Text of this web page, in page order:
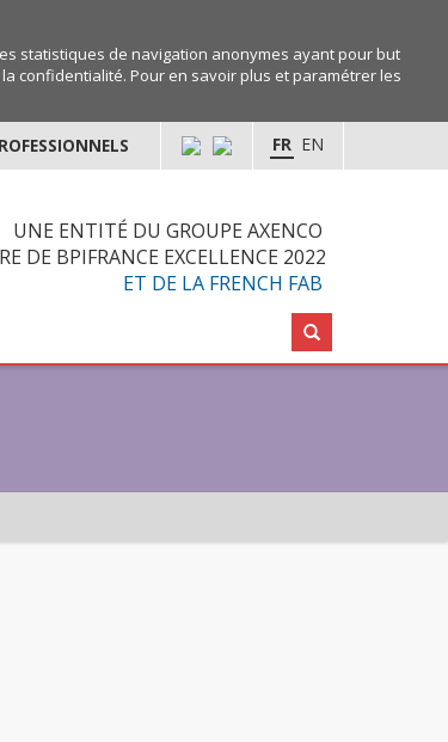
statistiques de navigation anonymes ayant pour but
confidentialité. Pour en savoir plus et paramétrer les
EN
FR
UNE ENTITÉ DU GROUPE AXENCO
DE BPIFRANCE EXCELLENCE 2022
ET DE LA FRENCH FAB